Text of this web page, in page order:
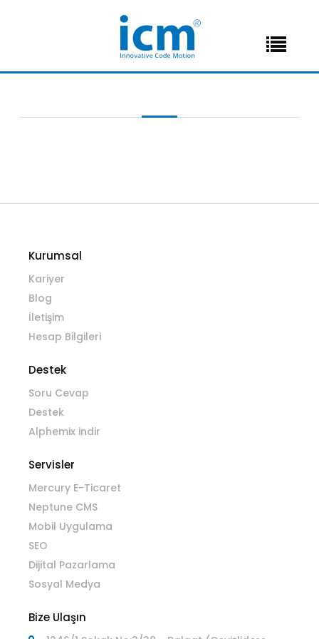
Kurumsal
Kariyer
Blog
İletişim
Hesap Bilgileri
Destek
Soru Cevap
Destek
Alphemix indir
Servisler
Mercury E-Ticaret
Neptune CMS
Mobil Uygulama
SEO
Dijital Pazarlama
Sosyal Medya
Bize Ulaşın